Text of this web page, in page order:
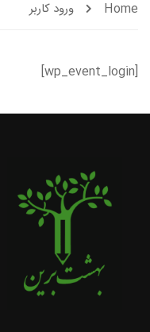
Home ورود کاربر
[wp_event_login]